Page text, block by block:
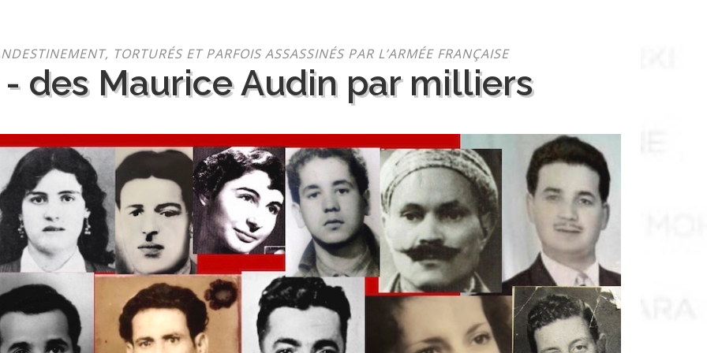
TORTURÉS ET PARFOIS ASSASSINÉS PAR L’ARMÉE FRANÇAISE
des Maurice Audin par milliers